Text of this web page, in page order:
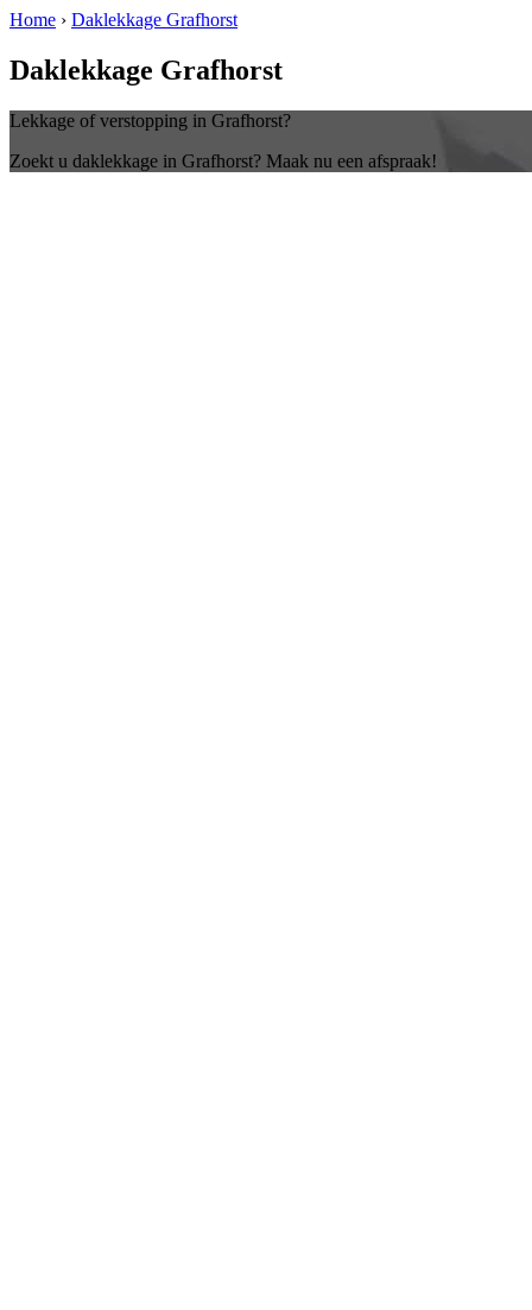
Home › Daklekkage Grafhorst
Daklekkage Grafhorst
Lekkage of verstopping in Grafhorst?
Zoekt u daklekkage in Grafhorst? Maak nu een afspraak!